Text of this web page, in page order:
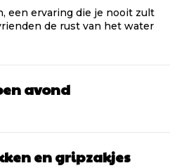
een ervaring die je nooit zult
de rust van het water
avond
en gripzakjes